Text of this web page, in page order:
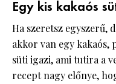
Egy kis kakaós
Ha szeretsz egyszerű,
akkor van egy
süti igazi, ami tutira a
recept nagy előnye,